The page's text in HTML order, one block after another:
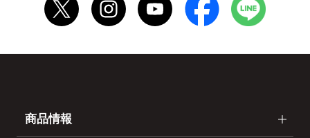
商品情報